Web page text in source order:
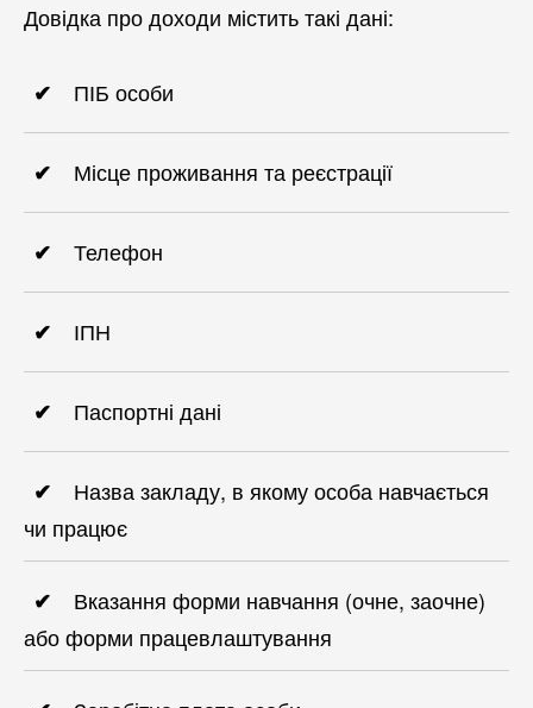
Довідка про доходи містить такі дані:
ПІБ особи
Місце проживання та реєстрації
Телефон
ІПН
Паспортні дані
Назва закладу, в якому особа навчається
чи працює
Вказання форми навчання (очне, заочне)
або форми працевлаштування